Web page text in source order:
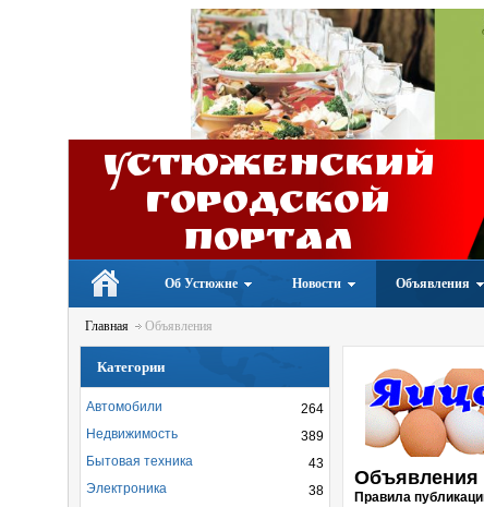
Устюженский
Городской
портал
Об Устюжне Новости Объявления
Главная Объявления
Объявления
Правила
Категории
264
Автомобили
389
Недвижимость
43
Бытовая техника
38
Электроника